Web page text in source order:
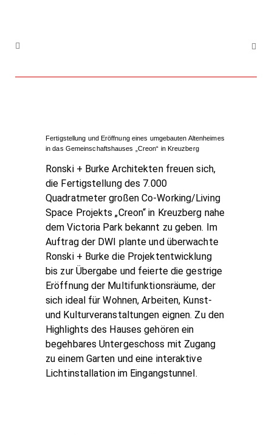
Fertigstellung und Eröffnung eines umgebauten Altenheimes
in das Gemeinschaftshauses „Creon“ in Kreuzberg
Ronski + Burke Architekten freuen sich,
die Fertigstellung des 7.000
Quadratmeter großen Co-Working/Living
Space Projekts „Creon“ in Kreuzberg nahe
dem Victoria Park bekannt zu geben. Im
Auftrag der DWI plante und überwachte
Ronski + Burke die Projektentwicklung
bis zur Übergabe und feierte die gestrige
Eröffnung der Multifunktionsräume, der
sich ideal für Wohnen, Arbeiten, Kunst-
und Kulturveranstaltungen eignen. Zu den
Highlights des Hauses gehören ein
begehbares Untergeschoss mit Zugang
zu einem Garten und eine interaktive
Lichtinstallation im Eingangstunnel.